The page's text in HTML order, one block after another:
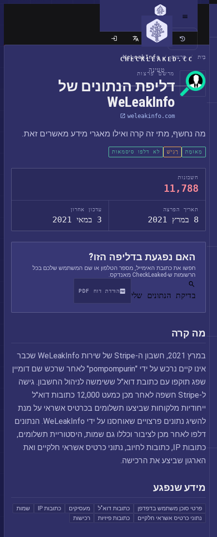
CHECKLEAKED.CC
טְעִינָה
האתר הקלאסי
/ פרצות /
WeLeakInfo
מרשם פרצות
דליפת הנתונים של
WeLeakInfo
weleakinfo.com
מה נחשף, מתי זה קרה ואילו מאגרי מידע מאשרים זאת.
מְאוּמָת רָגִישׁ לא דלפו סיסמאות
חשבונות
11,788
תאריך הפרצה עדכון אחרון
האם נפגעת בדליפה הזו?
חפשו את כתובת האימייל, מספר הטלפון או שם המשתמש שלכם בכל
הרשומות ש-CheckLeaked מאנדקס.
בדיקת הנתונים שלי הורדת דוח PDF
מה קרה
במרץ 2021, חשבון ה-Stripe של שירות WeLeakInfo שכבר
אינו קיים נרכש על ידי "pompompurin" לאחר שרכש שם דומיין
שפג תוקפו עם כתובת דוא"ל ששימשה לניהול החשבון. גישה
ל-Stripe חשפה לאחר מכן כמעט 12,000 כתובות דוא"ל
ייחודיות מלקוחות שביצעו תשלומים בכרטיס אשראי על מנת
להשיג נתונים פרצויים שאוחסנו על ידי WeLeakInfo. הנתונים
דלפו לאחר מכן לציבור וכללו גם שמות, היסטוריית תשלומים,
כתובות IP, כתובות לחיוב, נתוני כרטיס אשראי חלקיים ואת
הארגון שביצע את הרכישה.
מידע שנפגע
פרטי סוכן משתמש בדפדפן כתובות דוא"ל מעסיקים כתובות IP
שמות
נתוני כרטיס אשראי חלקיים
כתובות פיזיות רכישות